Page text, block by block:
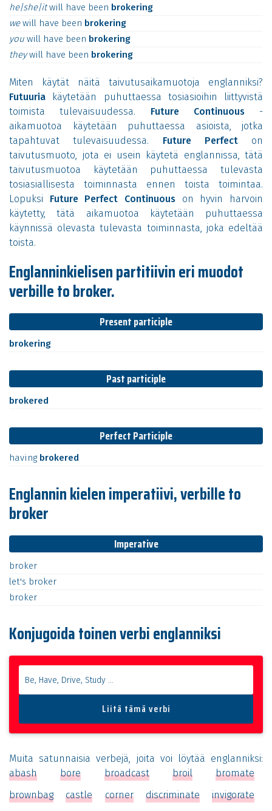
he|she|itwill have been brokering
wewill have been brokering
you will have been brokering
theywill have been brokering
Miten käytät näitä taivutusaikamuotoja englanniksi?
Futuuria käytetään puhuttaessa tosiasioihin liittyvistä
toimista tulevaisuudessa. Future Continuous-
aikamuotoa käytetään puhuttaessa asioista, jotka
tapahtuvat tulevaisuudessa. Future Perfecton
taivutusmuoto, jota ei usein käytetä englannissa, tätä
taivutusmuotoa käytetään puhuttaessa tulevasta
tosiasiallisesta toiminnasta ennen toista toimintaa.
Lopuksi Future Perfect Continuous on hyvin harvoin
käytetty, tätä aikamuotoa käytetään puhuttaessa
käynnissä olevasta tulevasta toiminnasta, joka edeltää
toista.
Englanninkielisen partitiivin eri muodot
verbille to broker.
Present participle
brokering
Past participle
brokered
Perfect Participle
having brokered
Englannin kielen imperatiivi, verbille to
broker
Imperative
broker
let's broker
broker
Konjugoida toinen verbi englanniksi
Muita satunnaisia verbejä, joita voi löytää englanniksi:
abash
bore broadcast broil
bromate
brownbag
castle corner discriminate invigorate